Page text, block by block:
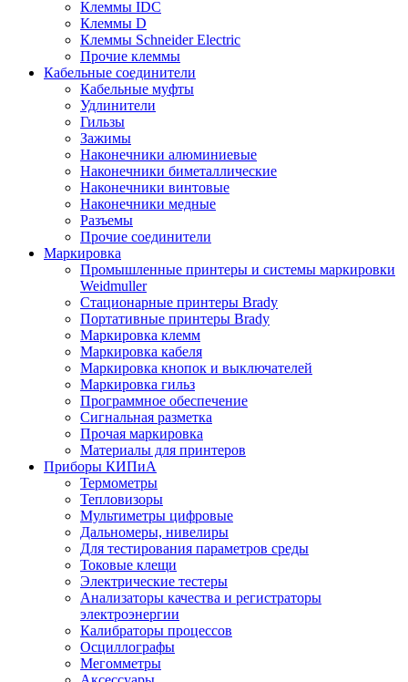
Клеммы IDC
Клеммы D
Клеммы Schneider Electric
Прочие клеммы
Кабельные соединители
Кабельные муфты
Удлинители
Гильзы
Зажимы
Наконечники алюминиевые
Наконечники биметаллические
Наконечники винтовые
Наконечники медные
Разъемы
Прочие соединители
Маркировка
Промышленные принтеры и системы маркировки
Weidmuller
Стационарные принтеры Brady
Портативные принтеры Brady
Маркировка клемм
Маркировка кабеля
Маркировка кнопок и выключателей
Маркировка гильз
Программное обеспечение
Сигнальная разметка
Прочая маркировка
Материалы для принтеров
Приборы КИПиА
Термометры
Тепловизоры
Мультиметры цифровые
Дальномеры, нивелиры
Для тестирования параметров среды
Токовые клещи
Электрические тестеры
Анализаторы качества и регистраторы
электроэнергии
Калибраторы процессов
Осциллографы
Мегомметры